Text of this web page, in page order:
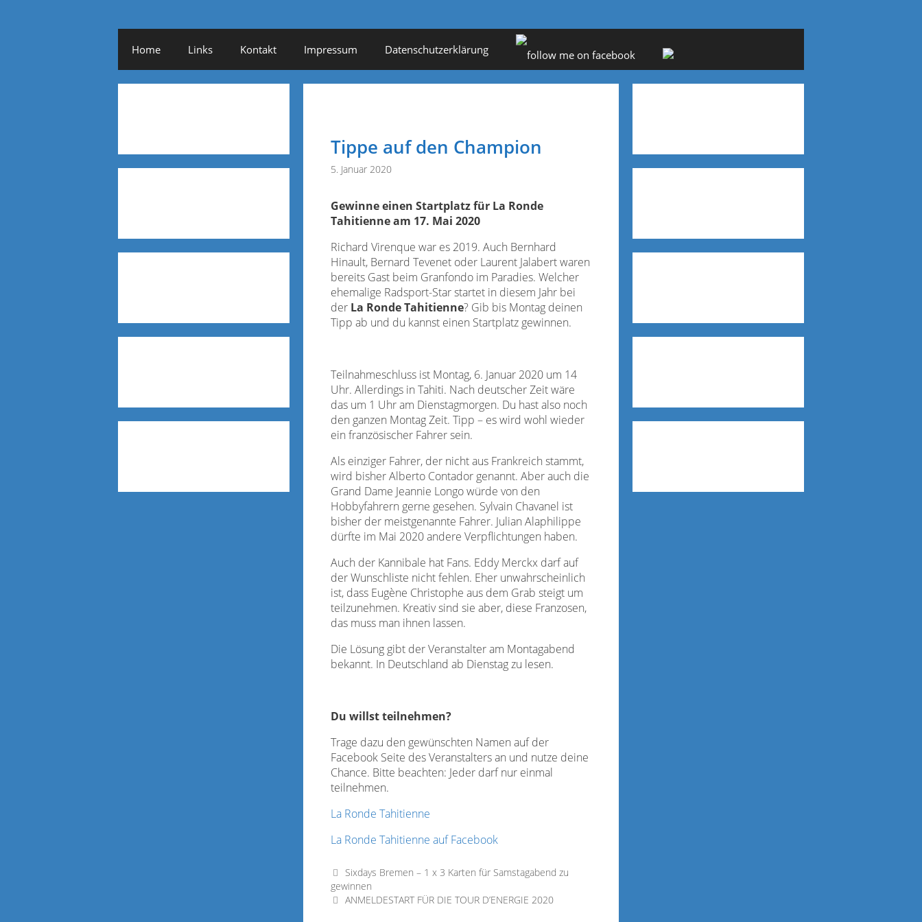
Home Links Kontakt Impressum Datenschutzerklärung
Tippe auf den Champion
5. Januar 2020
Gewinne einen Startplatz für La Ronde
Tahitienne am 17. Mai 2020
Richard Virenque war es 2019. Auch Bernhard
Hinault, Bernard Tevenet oder Laurent Jalabert waren
bereits Gast beim Granfondo im Paradies. Welcher
ehemalige Radsport-Star startet in diesem Jahr bei
der La Ronde Tahitienne? Gib bis Montag deinen
Tipp ab und du kannst einen Startplatz gewinnen.
Teilnahmeschluss ist Montag, 6. Januar 2020 um 14
Uhr. Allerdings in Tahiti. Nach deutscher Zeit wäre
das um 1 Uhr am Dienstagmorgen. Du hast also noch
den ganzen Montag Zeit. Tipp – es wird wohl wieder
ein französischer Fahrer sein.
Als einziger Fahrer, der nicht aus Frankreich stammt,
wird bisher Alberto Contador genannt. Aber auch die
Grand Dame Jeannie Longo würde von den
Hobbyfahrern gerne gesehen. Sylvain Chavanel ist
bisher der meistgenannte Fahrer. Julian Alaphilippe
dürfte im Mai 2020 andere Verpflichtungen haben.
Auch der Kannibale hat Fans. Eddy Merckx darf auf
der Wunschliste nicht fehlen. Eher unwahrscheinlich
ist, dass Eugène Christophe aus dem Grab steigt um
teilzunehmen. Kreativ sind sie aber, diese Franzosen,
das muss man ihnen lassen.
Die Lösung gibt der Veranstalter am Montagabend
bekannt. In Deutschland ab Dienstag zu lesen.
Du willst teilnehmen?
Trage dazu den gewünschten Namen auf der
Facebook Seite des Veranstalters an und nutze deine
Chance. Bitte beachten: Jeder darf nur einmal
teilnehmen.
La Ronde Tahitienne
La Ronde Tahitienne auf Facebook
Sixdays Bremen – 1 x 3 Karten für Samstagabend zu
gewinnen
ANMELDESTART FÜR DIE TOUR D’ENERGIE 2020